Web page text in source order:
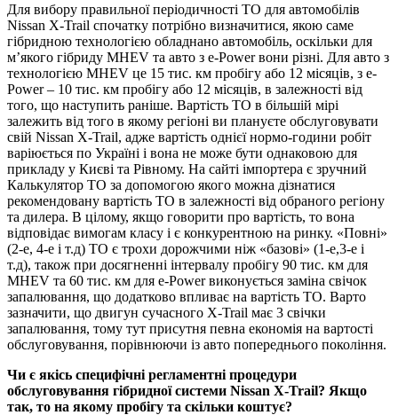
Для вибору правильної періодичності ТО для автомобілів
Nissan X-Trail спочатку потрібно визначитися, якою саме
гібридною технологією обладнано автомобіль, оскільки для
м’якого гібриду MHEV та авто з e-Power вони різні. Для авто з
технологією MHEV це 15 тис. км пробігу або 12 місяців, з e-
Power – 10 тис. км пробігу або 12 місяців, в залежності від
того, що наступить раніше. Вартість ТО в більшій мірі
залежить від того в якому регіоні ви плануєте обслуговувати
свій Nissan X-Trail, адже вартість однієї нормо-години робіт
варіюється по Україні і вона не може бути однаковою для
прикладу у Києві та Рівному. На сайті імпортера є зручний
Калькулятор ТО за допомогою якого можна дізнатися
рекомендовану вартість ТО в залежності від обраного регіону
та дилера. В цілому, якщо говорити про вартість, то вона
відповідає вимогам класу і є конкурентною на ринку. «Повні»
(2-е, 4-е і т.д) ТО є трохи дорожчими ніж «базові» (1-е,3-е і
т.д), також при досягненні інтервалу пробігу 90 тис. км для
MHEV та 60 тис. км для e-Power виконується заміна свічок
запалювання, що додатково впливає на вартість ТО. Варто
зазначити, що двигун сучасного X-Trail має 3 свічки
запалювання, тому тут присутня певна економія на вартості
обслуговування, порівнюючи із авто попереднього покоління.
Чи є якісь специфічні регламентні процедури
обслуговування гібридної системи Nissan X-Trail? Якщо
так, то на якому пробігу та скільки коштує?